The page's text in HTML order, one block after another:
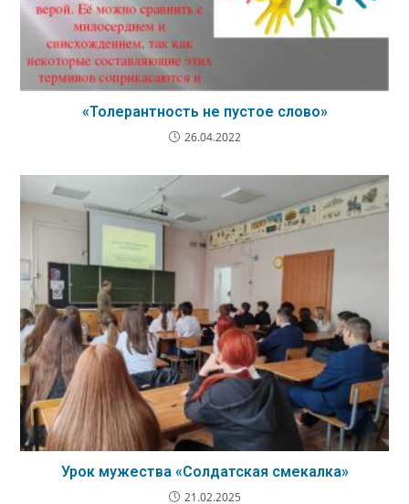
«Толерантность не пустое слово»
26.04.2022
Урок мужества «Солдатская смекалка»
21.02.2025